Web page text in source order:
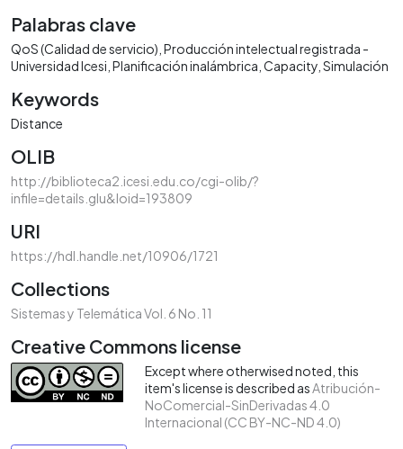
Palabras clave
QoS (Calidad de servicio) Producción intelectual registrada -
Universidad Icesi Planificación inalámbrica Capacity Simulación
Keywords
Distance
OLIB
http://biblioteca2.icesi.edu.co/cgi-olib/?
infile=details.glu&loid=193809
URI
https://hdl.handle.net/10906/1721
Collections
Sistemas y Telemática Vol. 6 No. 11
Creative Commons license
Except where otherwised noted, this
item's license is described asAtribución-
NoComercial-SinDerivadas 4.0
Internacional (CC BY-NC-ND 4.0)